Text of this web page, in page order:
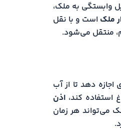
وابستگی به ملک،
ملک است و با نقل
منتقل می‌شود.
دهد تا از آب
استفاده کند،اذن
می‌تواند هر زمان